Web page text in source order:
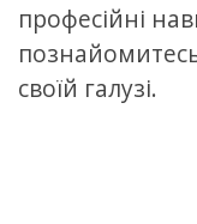
професійні
своїй галузі.